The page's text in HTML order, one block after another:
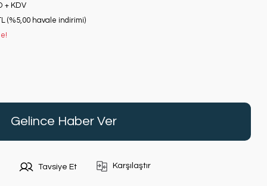
+ KDV
(%5,00 havale indirimi)
Gelince Haber Ver
Tavsiye Et Karşılaştır